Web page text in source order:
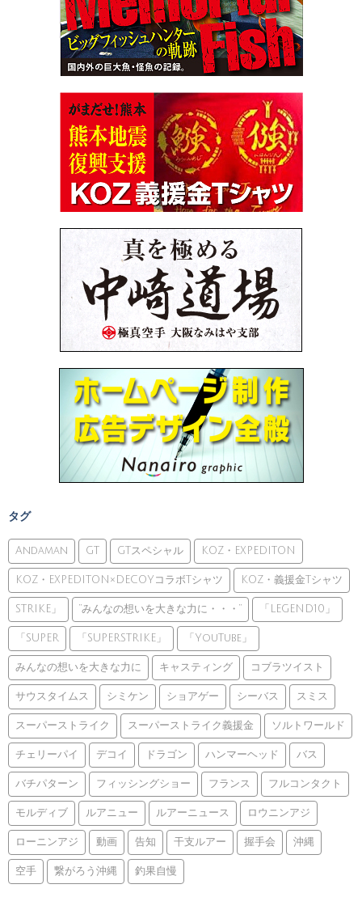
タグ
Andaman GT GTスペシャル KOZ・EXPEDITON
KOZ・EXPEDITON×DECOYコラボTシャツ KOZ・義援金Tシャツ
STRIKE」 ”みんなの想いを大きな力に・・・” 「LEGEND10」
「SUPER 「SUPERSTRIKE」 「YouTube」
みんなの想いを大きな力に キャスティング コブラツイスト
サウスタイムス シミケン ショアゲー シーバス スミス
スーパーストライク スーパーストライク義援金 ソルトワールド
チェリーパイ デコイ ドラゴン ハンマーヘッド バス
バチパターン フィッシングショー フランス フルコンタクト
モルディブ ルアニュー ルアーニュース ロウニンアジ
ローニンアジ 動画 告知 干支ルアー 握手会 沖縄
空手 繋がろう沖縄 釣果自慢